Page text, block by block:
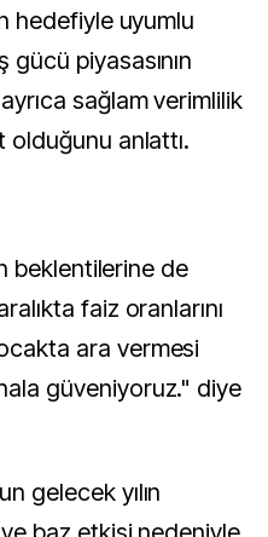
hedefiyle uyumlu
piyasasının
sağlam verimlilik
olduğunu anlattı.
beklentilerine de
faiz oranlarını
ara vermesi
güveniyoruz." diye
gelecek yılın